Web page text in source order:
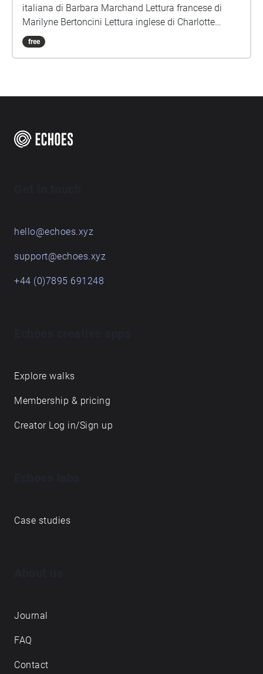
italiana di Barbara Marchand Lettura francese di
Marilyne Bertoncini Lettura inglese di Charlotte
Chadwick-Jones Musica e montaggio di Lucio
Lazzaruolo (Notturno Concertante) Immagini di
free
hello@echoes.xyz
support@echoes.xyz
+44 (0)7895 691248
Explore walks
Membership & pricing
Creator Log in/Sign up
Case studies
Journal
FAQ
Contact